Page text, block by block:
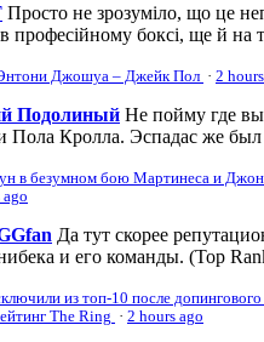
Просто не зрозуміло, що це
професійному боксі, ще й на
Джошуа – Джейк Пол · 2
Подолиный Не пойму где
Пола Кролла. Эспадас же
в безумном бою Мартинеса и
ago
Да тут скорее
и его команды. (Top
из топ-10 после
The Ring · 2 hours ago